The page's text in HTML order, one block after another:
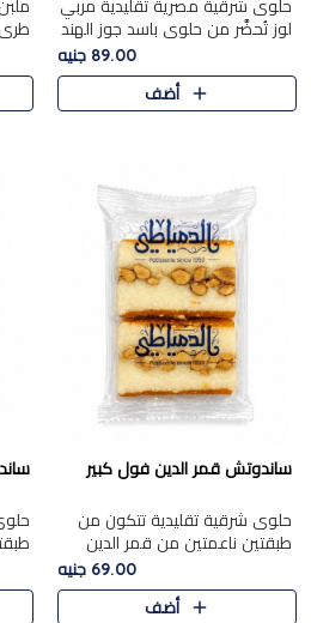
حلوى شرقية مصرية تقليدية مربي
لوز تُحضَّر من حلوى باسد جوز الهند
بقوام طري ومذاق غني، وتُزين
وتغطاه بقطع اللوز الفاخر التي
تضيف لمسة مميزة م..
89.00 جنيه
أضف
ساندوتش قمر الدين فول كبير
حلوى شرقية تقليدية تتكون من
طبقتين ناعمتين من قمر الدين
الفاخر، تتوسطهما حشوة غنية من
الفول السوداني المحمص، لتجمع
بين حلاوة المشمش الطبيعية..
69.00 جنيه
أضف
من